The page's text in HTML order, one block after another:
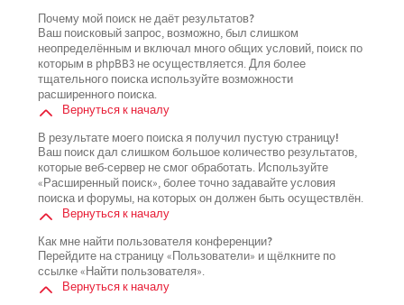
Почему мой поиск не даёт результатов?
Ваш поисковый запрос, возможно, был слишком
неопределённым и включал много общих условий, поиск по
которым в phpBB3 не осуществляется. Для более
тщательного поиска используйте возможности
расширенного поиска.
Вернуться к началу
В результате моего поиска я получил пустую страницу!
Ваш поиск дал слишком большое количество результатов,
которые веб-сервер не смог обработать. Используйте
«Расширенный поиск», более точно задавайте условия
поиска и форумы, на которых он должен быть осуществлён.
Вернуться к началу
Как мне найти пользователя конференции?
Перейдите на страницу «Пользователи» и щёлкните по
ссылке «Найти пользователя».
Вернуться к началу